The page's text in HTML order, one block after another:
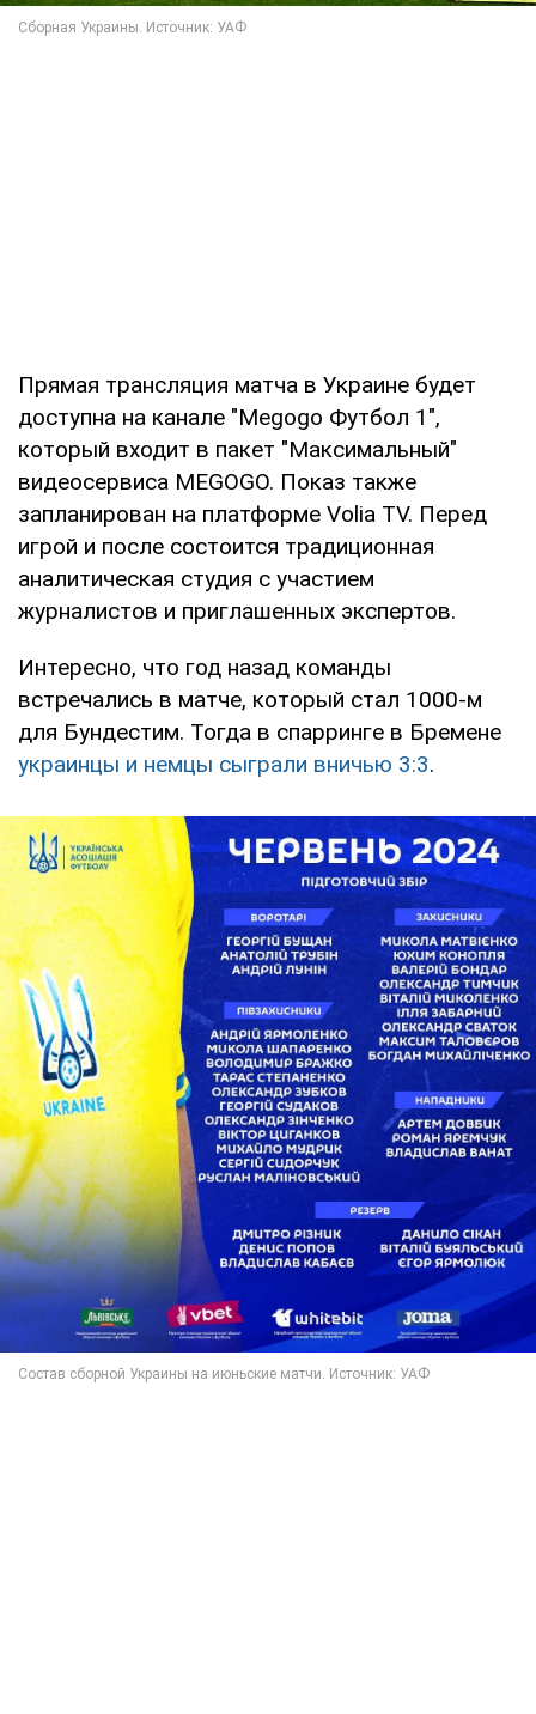
Прямая трансляция матча в Украине будет
доступна на канале "Megogo Футбол 1",
который входит в пакет "Максимальный"
видеосервиса MEGOGO. Показ также
запланирован на платформе Volia TV. Перед
игрой и после состоится традиционная
аналитическая студия с участием
журналистов и приглашенных экспертов.
Интересно, что год назад команды
встречались в матче, который стал 1000-м
для Бундестим. Тогда в спарринге в Бремене
украинцы и немцы сыграли вничью 3:3.